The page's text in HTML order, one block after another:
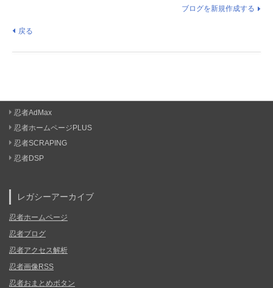
ブログを新規作成する
戻る
忍者AdMax
忍者ホームページPLUS
忍者SCRAPING
忍者DSP
レガシーアーカイブ
忍者ホームページ
忍者ブログ
忍者アクセス解析
忍者画像RSS
忍者おまとめボタン